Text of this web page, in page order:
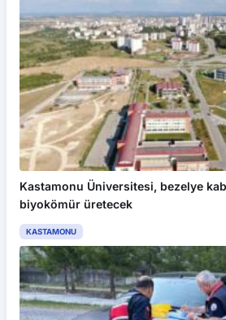
Kastamonu Üniversitesi, bezelye
biyokömür üretecek
KASTAMONU